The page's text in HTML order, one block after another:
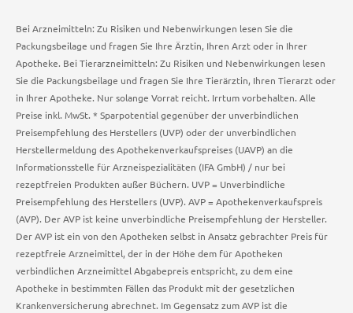
Bei Arzneimitteln: Zu Risiken und Nebenwirkungen lesen Sie die
Packungsbeilage und fragen Sie Ihre Ärztin, Ihren Arzt oder in Ihrer
Apotheke. Bei Tierarzneimitteln: Zu Risiken und Nebenwirkungen lesen
Sie die Packungsbeilage und fragen Sie Ihre Tierärztin, Ihren Tierarzt oder
in Ihrer Apotheke. Nur solange Vorrat reicht. Irrtum vorbehalten. Alle
Preise inkl. MwSt. * Sparpotential gegenüber der unverbindlichen
Preisempfehlung des Herstellers (UVP) oder der unverbindlichen
Herstellermeldung des Apothekenverkaufspreises (UAVP) an die
Informationsstelle für Arzneispezialitäten (IFA GmbH) / nur bei
rezeptfreien Produkten außer Büchern. UVP = Unverbindliche
Preisempfehlung des Herstellers (UVP). AVP = Apothekenverkaufspreis
(AVP). Der AVP ist keine unverbindliche Preisempfehlung der Hersteller.
Der AVP ist ein von den Apotheken selbst in Ansatz gebrachter Preis für
rezeptfreie Arzneimittel, der in der Höhe dem für Apotheken
verbindlichen Arzneimittel Abgabepreis entspricht, zu dem eine
Apotheke in bestimmten Fällen das Produkt mit der gesetzlichen
Krankenversicherung abrechnet. Im Gegensatz zum AVP ist die